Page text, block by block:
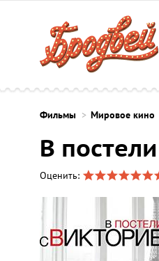
Фильмы Мировое кино
В
Оценить: